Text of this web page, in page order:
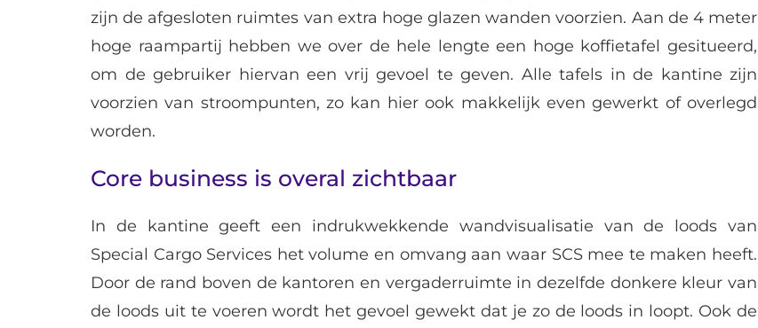
zijn de afgesloten ruimtes van extra hoge glazen wanden voorzien. Aan de 4 meter
hoge raampartij hebben we over de hele lengte een hoge koffietafel gesitueerd,
om de gebruiker hiervan een vrij gevoel te geven. Alle tafels in de kantine zijn
voorzien van stroompunten, zo kan hier ook makkelijk even gewerkt of overlegd
worden.
Core business is overal zichtbaar
In de kantine geeft een indrukwekkende wandvisualisatie van de loods van
Special Cargo Services het volume en omvang aan waar SCS mee te maken heeft.
Door de rand boven de kantoren en vergaderruimte in dezelfde donkere kleur van
de loods uit te voeren wordt het gevoel gewekt dat je zo de loods in loopt. Ook de